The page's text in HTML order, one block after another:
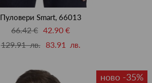
Пуловери Smart, 66013
66.42 € 42.90 €
129.91 лв.
83.91 лв.
ново -35%